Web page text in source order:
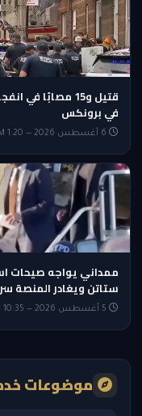
قتيل و15 مصابًا
في برونكس
ممداني يواجه صيحات
ستاتن ويغادر المنصة
موضوعات